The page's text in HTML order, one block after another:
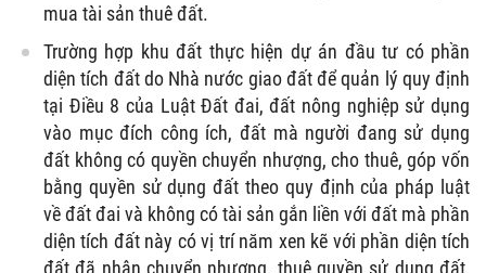
mua tài sản thuê đất.
Trường hợp khu đất thực hiện dự án đầu tư có phần
diện tích đất do Nhà nước giao đất để quản lý quy định
tại Điều 8 của Luật Đất đai, đất nông nghiệp sử dụng
vào mục đích công ích, đất mà người đang sử dụng
đất không có quyền chuyển nhượng, cho thuê, góp vốn
bằng quyền sử dụng đất theo quy định của pháp luật
về đất đai và không có tài sản gắn liền với đất mà phần
diện tích đất này có vị trí năm xen kẽ với phần diện tích
đất đã nhận chuyển nhượng, thuê quyền sử dụng đất,